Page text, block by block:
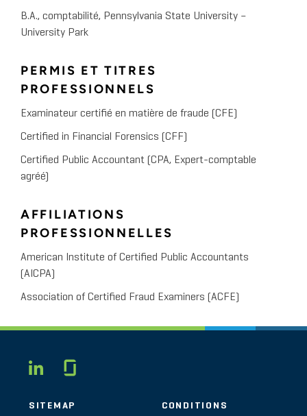
B.A., comptabilité, Pennsylvania State University –
University Park
PERMIS ET TITRES
PROFESSIONNELS
Examinateur certifié en matière de fraude (CFE)
Certified in Financial Forensics (CFF)
Certified Public Accountant (CPA, Expert-comptable
agréé)
AFFILIATIONS
PROFESSIONNELLES
American Institute of Certified Public Accountants
(AICPA)
Association of Certified Fraud Examiners (ACFE)
LINKEDIN
SITEMAP CONDITIONS